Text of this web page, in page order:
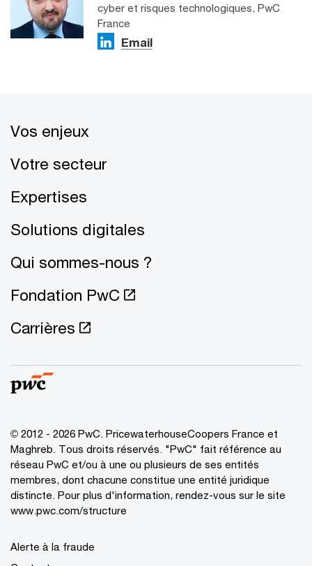
cyber et risques technologiques, PwC
France
Email
Vos enjeux
Votre secteur
Expertises
Solutions digitales
Qui sommes-nous ?
Fondation PwC
Carrières
© 2012 - 2026 PwC. PricewaterhouseCoopers France et
Maghreb. Tous droits réservés. "PwC" fait référence au
réseau PwC et/ou à une ou plusieurs de ses entités
membres, dont chacune constitue une entité juridique
distincte. Pour plus d'information, rendez-vous sur le site
www.pwc.com/structure
Alerte à la fraude